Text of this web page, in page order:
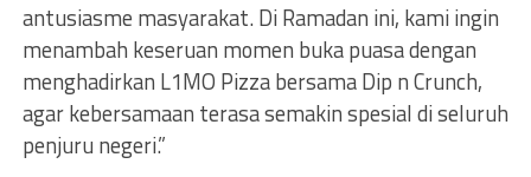
antusiasme masyarakat. Di Ramadan ini, kami ingin
menambah keseruan momen buka puasa dengan
menghadirkan L1MO Pizza bersama Dip n Crunch,
agar kebersamaan terasa semakin spesial di seluruh
penjuru negeri.”